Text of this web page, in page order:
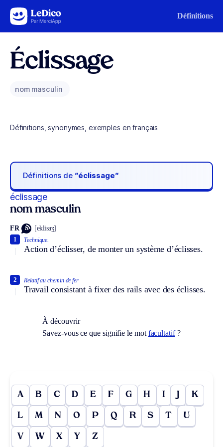
Aller au contenu Définitions
Éclissage
nom masculin
Définitions, synonymes, exemples en français
Définitions de “éclissage“
éclissage
nom masculin
FR [eklisaʒ]
Technique.
Action d’éclisser, de monter un système d’éclisses.
1
Relatif au chemin de fer
Travail consistant à fixer des rails avec des éclisses.
2
À découvrir
Savez-vous ce que signifie le mot facultatif?
A B C D E F G H I J K
L M N O P Q R S T U
V W X Y Z